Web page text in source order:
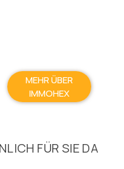
MEHR ÜBER
IMMOHEX
FÜR SIE DA